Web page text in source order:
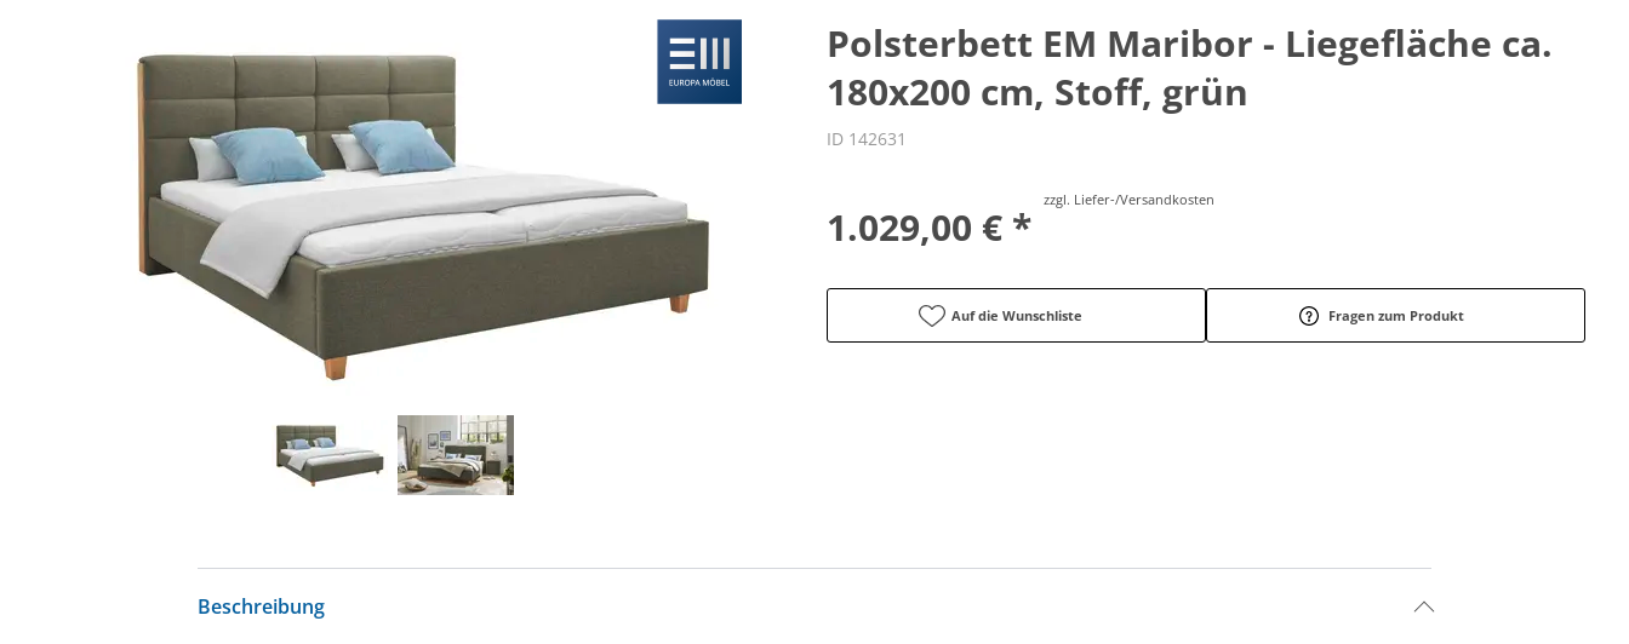
Polsterbett EM Maribor - Liegefläche ca.
180x200 cm, Stoff, grün
ID 142631
1.029,00 € *
zzgl. Liefer-/Versandkosten
Auf die Wunschliste Fragen zum Produkt
Beschreibung